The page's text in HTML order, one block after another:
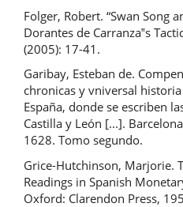
Folger, Robert. “Swan Song
Dorantes de Carranza‟s
(2005): 17-41.
Garibay, Esteban de.
chronicas y vniversal
España, donde se escriben
Castilla y León [...].
1628. Tomo segundo.
Grice-Hutchinson, Marjorie.
Readings in Spanish
Oxford: Clarendon Press,